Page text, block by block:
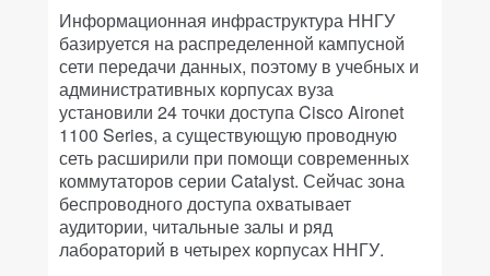
Информационная инфраструктура ННГУ
базируется на распределенной кампусной
сети передачи данных, поэтому в учебных и
административных корпусах вуза
установили 24 точки доступа Cisco Aironet
1100 Series, а существующую проводную
сеть расширили при помощи современных
коммутаторов серии Catalyst. Сейчас зона
беспроводного доступа охватывает
аудитории, читальные залы и ряд
лабораторий в четырех корпусах ННГУ.